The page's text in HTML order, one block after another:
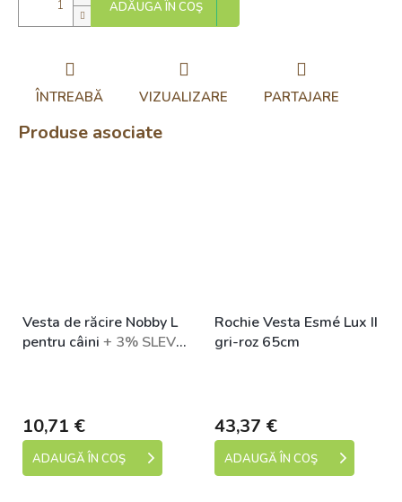
ADĂUGA ÎN COŞ
ÎNTREABĂ VIZUALIZARE PARTAJARE
Produse asociate
Vesta de răcire Nobby L
pentru câini + 3% SLEVA
10,71 €
ADAUGĂ ÎN COŞ
Rochie Vesta Esmé Lux II
gri-roz 65cm
43,37 €
ADAUGĂ ÎN COŞ